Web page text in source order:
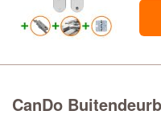
CanDo